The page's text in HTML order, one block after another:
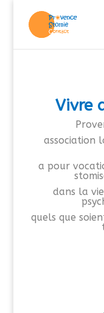
Vivre
association
a pour
dans la
quels que